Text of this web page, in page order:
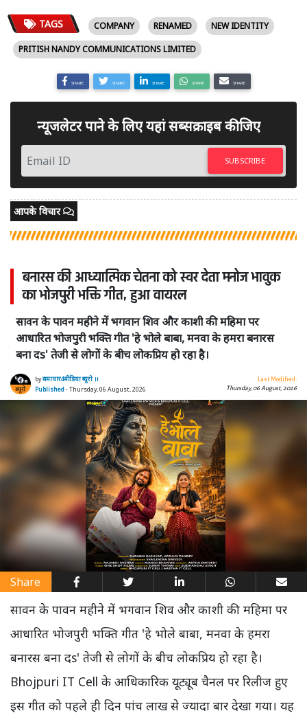
TAGS COMPANY RENAMED
NEW IDENTITY
PRITISH NANDY COMMUNICATIONS LIMITED
SHARE SHARE SHARE SHARE SHARE
न्यूजलेटर पाने के लिए यहां सब्सक्राइब कीजिए
SUBSCRIBE
आपके विचार
बनारस की आध्यात्मिक चेतना को स्वर देता मनोज भावुक
का भोजपुरी भक्ति गीत, हुआ वायरल
सावन के पावन महीने में भगवान शिव और काशी की महिमा पर
आधारित भोजपुरी भक्ति गीत 'हे भोले बाबा, मनवा के हमरा बनारस
बना दs' तेजी से लोगों के बीच लोकप्रिय हो रहा है।
byसमाचार4मीडिया ब्यूरो ।।
Published - Thursday, 06 August, 2026
Last Modified:
Thursday, 06 August, 2026
Share
सावन के पावन महीने में भगवान शिव और काशी की महिमा पर
आधारित भोजपुरी भक्ति गीत 'हे भोले बाबा, मनवा के हमरा
बनारस बना दs' तेजी से लोगों के बीच लोकप्रिय हो रहा है।
Bhojpuri IT Cell के आधिकारिक यूट्यूब चैनल पर रिलीज हुए
इस गीत को पहले ही दिन पांच लाख से ज्यादा बार देखा गया। यह